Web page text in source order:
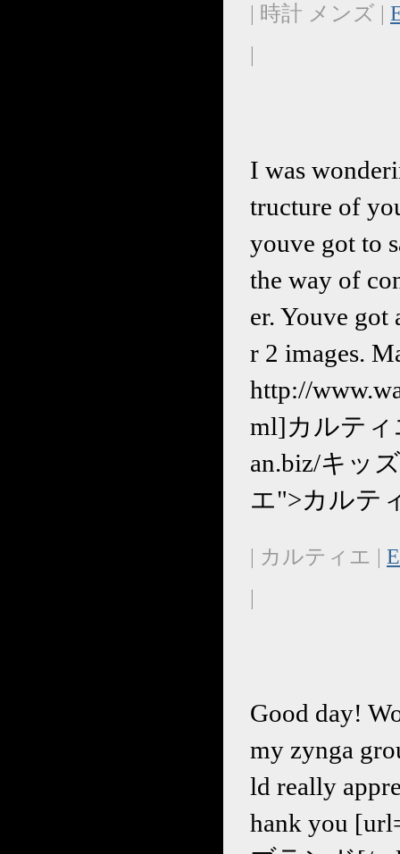
| 時計 メンズ |
|
I was
tructure of
youve got to
the way of
er. Youve
r 2 images.
http://
ml]カルティ
an.biz/キッ
エ">カルテ
| カルティエ |
|
Good day!
my zynga
ld really
hank you